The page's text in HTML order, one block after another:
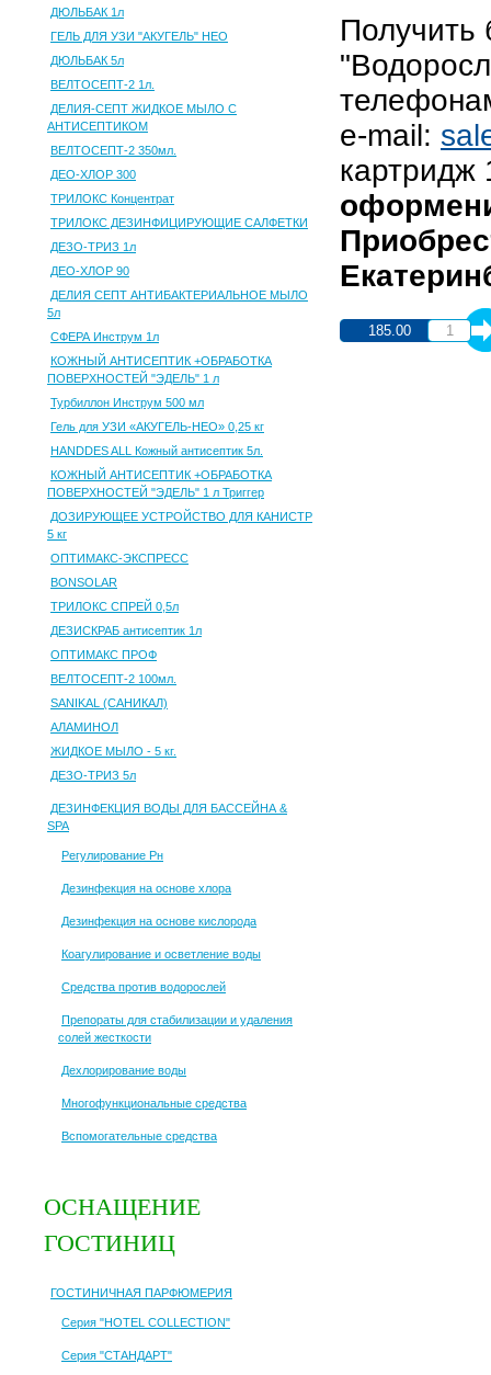
ДЮЛЬБАК 1л
ГЕЛЬ ДЛЯ УЗИ "АКУГЕЛЬ" НЕО
ДЮЛЬБАК 5л
ВЕЛТОСЕПТ-2 1л.
ДЕЛИЯ-СЕПТ ЖИДКОЕ МЫЛО С
АНТИСЕПТИКОМ
ВЕЛТОСЕПТ-2 350мл.
ДЕО-ХЛОР 300
ТРИЛОКС Концентрат
ТРИЛОКС ДЕЗИНФИЦИРУЮЩИЕ САЛФЕТКИ
ДЕЗО-ТРИЗ 1л
ДЕО-ХЛОР 90
ДЕЛИЯ СЕПТ АНТИБАКТЕРИАЛЬНОЕ МЫЛО
5л
СФЕРА Инструм 1л
КОЖНЫЙ АНТИСЕПТИК +ОБРАБОТКА
ПОВЕРХНОСТЕЙ "ЭДЕЛЬ" 1 л
Турбиллон Инструм 500 мл
Гель для УЗИ «АКУГЕЛЬ-НЕО» 0,25 кг
HANDDES ALL Кожный антисептик 5л.
КОЖНЫЙ АНТИСЕПТИК +ОБРАБОТКА
ПОВЕРХНОСТЕЙ "ЭДЕЛЬ" 1 л Триггер
ДОЗИРУЮЩЕЕ УСТРОЙСТВО ДЛЯ КАНИСТР
5 кг
ОПТИМАКС-ЭКСПРЕСС
BONSOLAR
ТРИЛОКС СПРЕЙ 0,5л
ДЕЗИСКРАБ антисептик 1л
ОПТИМАКС ПРОФ
ВЕЛТОСЕПТ-2 100мл.
SANIKAL (САНИКАЛ)
АЛАМИНОЛ
ЖИДКОЕ МЫЛО - 5 кг.
ДЕЗО-ТРИЗ 5л
ДЕЗИНФЕКЦИЯ ВОДЫ ДЛЯ БАССЕЙНА &
SPA
Регулирование Рн
Дезинфекция на основе хлора
Дезинфекция на основе кислорода
Коагулирование и осветление воды
Средства против водорослей
Препораты для стабилизации и удаления
солей жесткости
Дехлорирование воды
Многофункциональные средства
Вспомогательные средства
ОСНАЩЕНИЕ
ГОСТИНИЦ
ГОСТИНИЧНАЯ ПАРФЮМЕРИЯ
Серия "HOTEL COLLECTION"
Серия "СТАНДАРТ"
e-mail:
картридж
185.00